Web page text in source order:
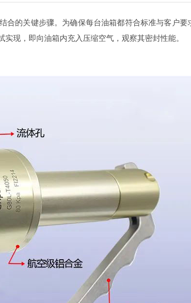
合的关键步骤。为确保每台油箱都符合标准与客户要
现，即向油箱内充入压缩空气，观察其密封性能。